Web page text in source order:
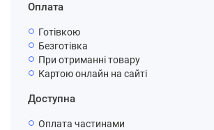
Оплата
Готівкою
Безготівка
При отриманні товару
Картою онлайн на сайті
Доступна
Оплата частинами